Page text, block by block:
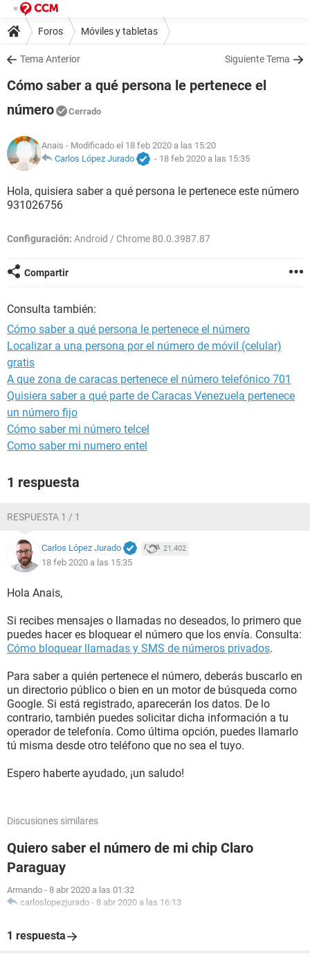
Foros Móviles y tabletas
Tema Anterior Siguiente Tema
Cómo saber a qué persona le pertenece el
número
Cerrado
Anais - Modificado el 18 feb 2020 a las 15:20
Carlos López Jurado
- 18 feb 2020 a las 15:35
Hola, quisiera saber a qué persona le pertenece este número
931026756
Configuración: Android / Chrome 80.0.3987.87
Compartir
Consulta también:
Cómo saber a qué persona le pertenece el número
Localizar a una persona por el número de móvil (celular)
gratis
A que zona de caracas pertenece el número telefónico 701
Quisiera saber a qué parte de Caracas Venezuela pertenece
un número fijo
Cómo saber mi número telcel
Como saber mi numero entel
1 respuesta
RESPUESTA 1 / 1
Carlos López Jurado 21.402
18 feb 2020 a las 15:35
Hola Anais,
Si recibes mensajes o llamadas no deseados, lo primero que
puedes hacer es bloquear el número que los envía. Consulta:
Cómo bloquear llamadas y SMS de números privados.
Para saber a quién pertenece el número, deberás buscarlo en
un directorio público o bien en un motor de búsqueda como
Google. Si está registrado, aparecerán los datos. De lo
contrario, también puedes solicitar dicha información a tu
operador de telefonía. Como última opción, puedes llamarlo
tú misma desde otro teléfono que no sea el tuyo.
Espero haberte ayudado, ¡un saludo!
Discusiones similares
Quiero saber el número de mi chip Claro
Paraguay
Armando - 8 abr 2020 a las 01:32
carloslopezjurado - 8 abr 2020 a las 16:13
1 respuesta